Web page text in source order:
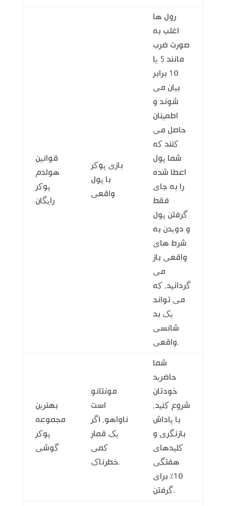
قوانین
هولدم
پوکر
رایگان
بازی پوکر
با پول
واقعی
رول ها
اغلب به
صورت ضرب
مانند 5 یا
10 برابر
بیان می
شوند و
اطمینان
حاصل می
کنند که
شما پول
اعطا شده
را به جای
فقط
گرفتن پول
و دویدن به
شرط های
واقعی باز
می
گردانید, که
می تواند
یک بد
شانسی
واقعی.
بهترین
مجموعه
پوکر
گوشی
مونتانو
است
ناواهو, اگر
یک قمار
کمی
خطرناک.
شما
حاضرید
خودتان
شروع کنید,
با پاداش
بازنگری و
کلیدهای
هفتگی
10% برای
گرفتن.